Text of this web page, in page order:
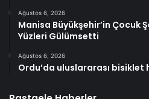
Ağustos 6, 2026
Manisa Büyükşehir’in Çocuk
Yüzleri Gülümsetti
Ağustos 6, 2026
Ordu’da uluslararası bisiklet